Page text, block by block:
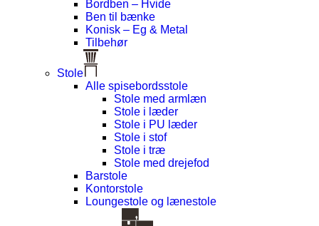
Bordben – Hvide
Ben til bænke
Konisk – Eg & Metal
Tilbehør
Stole
Alle spisebordsstole
Stole med armlæn
Stole i læder
Stole i PU læder
Stole i stof
Stole i træ
Stole med drejefod
Barstole
Kontorstole
Loungestole og lænestole